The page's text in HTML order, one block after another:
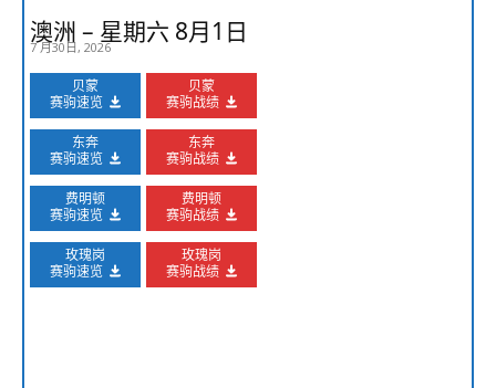
澳洲 – 星期六 8月1日
7 月30日, 2026
贝蒙
赛驹速览
贝蒙
赛驹战绩
东奔
赛驹速览
东奔
赛驹战绩
费明顿
赛驹速览
费明顿
赛驹战绩
玫瑰岗
赛驹速览
玫瑰岗
赛驹战绩